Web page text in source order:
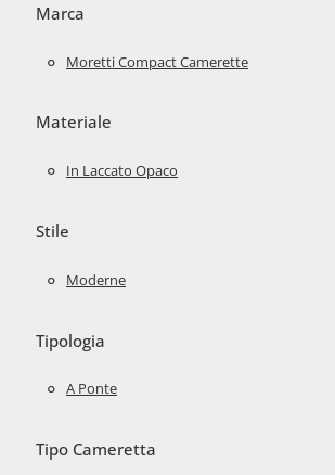
Marca
Moretti Compact Camerette
Materiale
In Laccato Opaco
Stile
Moderne
Tipologia
A Ponte
Tipo Cameretta